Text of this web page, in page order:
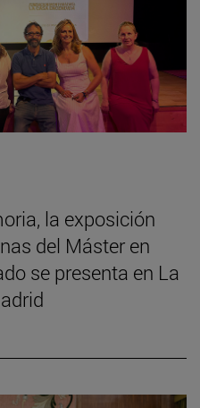
la exposición
del Máster en
se presenta en La